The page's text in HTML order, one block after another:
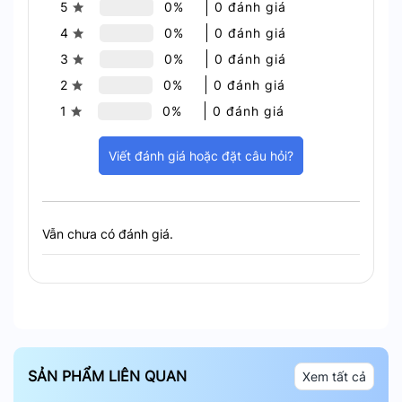
cho mọi hệ thống mạng.
5
0%
0 đánh giá
4
0%
0 đánh giá
3
0%
0 đánh giá
2
0%
0 đánh giá
1
0% 0 đánh giá
Viết đánh giá hoặc đặt câu hỏi?
Vẫn chưa có đánh giá.
SẢN PHẨM LIÊN QUAN Xem tất cả